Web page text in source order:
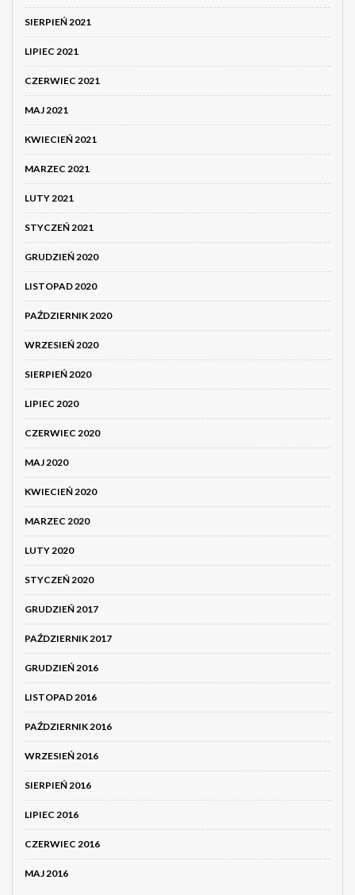
SIERPIEŃ 2021
LIPIEC 2021
CZERWIEC 2021
MAJ 2021
KWIECIEŃ 2021
MARZEC 2021
LUTY 2021
STYCZEŃ 2021
GRUDZIEŃ 2020
LISTOPAD 2020
PAŹDZIERNIK 2020
WRZESIEŃ 2020
SIERPIEŃ 2020
LIPIEC 2020
CZERWIEC 2020
MAJ 2020
KWIECIEŃ 2020
MARZEC 2020
LUTY 2020
STYCZEŃ 2020
GRUDZIEŃ 2017
PAŹDZIERNIK 2017
GRUDZIEŃ 2016
LISTOPAD 2016
PAŹDZIERNIK 2016
WRZESIEŃ 2016
SIERPIEŃ 2016
LIPIEC 2016
CZERWIEC 2016
MAJ 2016